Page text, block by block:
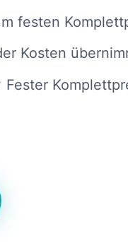
festen
Kosten
Fester